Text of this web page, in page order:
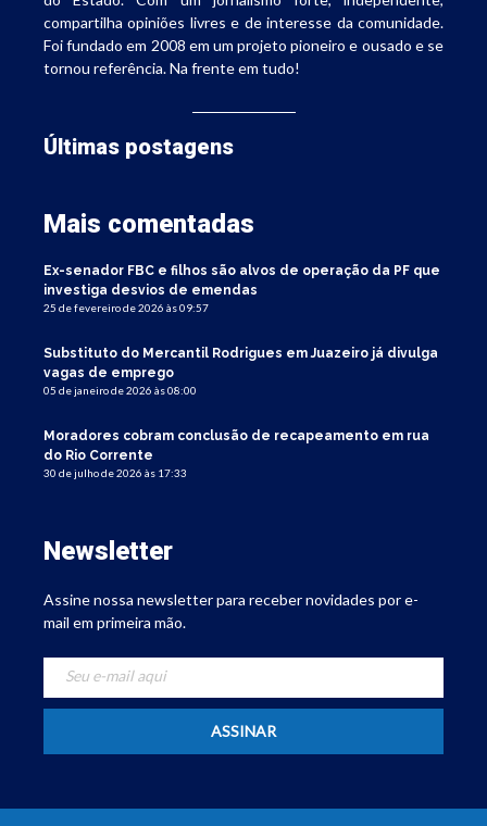
compartilha opiniões livres e de interesse da comunidade.
Foi fundado em 2008 em um projeto pioneiro e ousado e se
tornou referência. Na frente em tudo!
Últimas postagens
Mais comentadas
Ex-senador FBC e filhos são alvos de operação da PF que
investiga desvios de emendas
25 de fevereiro de 2026 às 09:57
Substituto do Mercantil Rodrigues em Juazeiro já divulga
vagas de emprego
05 de janeiro de 2026 às 08:00
Moradores cobram conclusão de recapeamento em rua
do Rio Corrente
30 de julho de 2026 às 17:33
Newsletter
Assine nossa newsletter para receber novidades por e-
mail em primeira mão.